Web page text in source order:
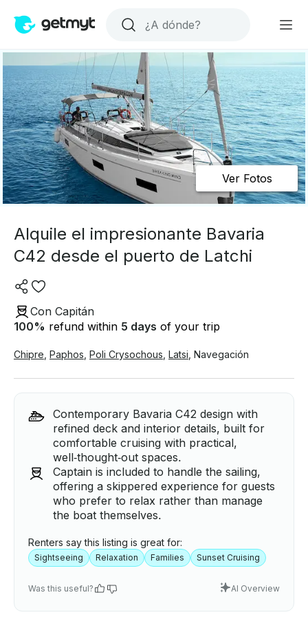
Ver Fotos
Alquile el impresionante Bavaria
C42 desde el puerto de Latchi
Con Capitán
100% refund within 5 days of your trip
Chipre Paphos Poli Crysochous Latsi Navegación
Contemporary Bavaria C42 design with
refined deck and interior details, built for
comfortable cruising with practical,
well‑thought‑out spaces.
Captain is included to handle the sailing,
offering a skippered experience for guests
who prefer to relax rather than manage
the boat themselves.
Renters say this listing is great for:
Sightseeing Relaxation Families Sunset Cruising
Was this useful? AI Overview